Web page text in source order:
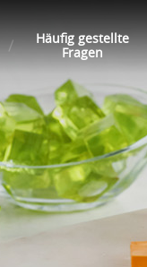
Häufig gestellte
Fragen